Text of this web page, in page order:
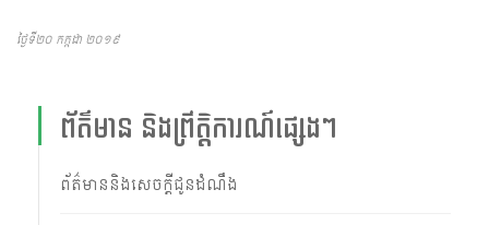
ថ្ងៃទី២០ កក្កដា ២០១៩
ព័ត៌មាន និងព្រឹត្តិការណ៍ផ្សេងៗ
ព័ត៌មាននិងសេចក្តីជូនដំណឹង